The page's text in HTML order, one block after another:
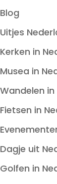
Blog
Uitjes
Kerken in
Musea in
Wandelen
Fietsen in
Dagje uit
Golfen in